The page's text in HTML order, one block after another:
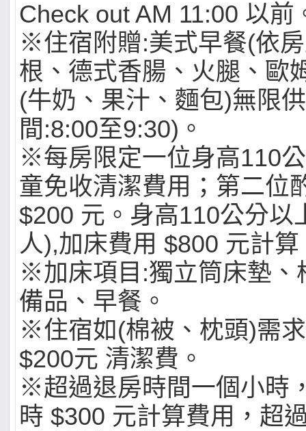
Check out AM 11:00 以前
※住宿附贈:美式早餐(依
根、德式香腸、火腿、歐
(牛奶、果汁、麵包)無限
間:8:00至9:30)。
※每房限定一位身高110
童免收清潔費用；第二位
$200 元。身高110公分以
人),加床費用 $800 元計算
※加床項目:獨立筒床墊、
備品、早餐。
※住宿如(棉被、枕頭)需
$200元 清潔費。
※超過退房時間一個小時
時 $300 元計算費用，超